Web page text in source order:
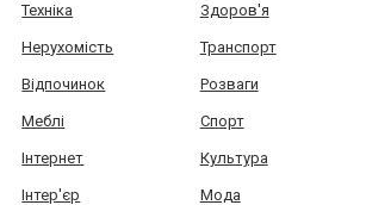
Техніка Здоров'я
Нерухомість Транспорт
Відпочинок Розваги
Меблі Спорт
Інтернет Культура
Інтер'єр Мода